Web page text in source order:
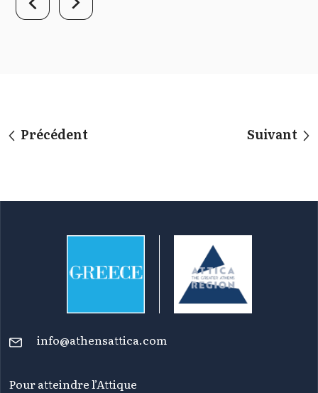
Précédent Suivant
info@athensattica.com
Pour atteindre l’Attique